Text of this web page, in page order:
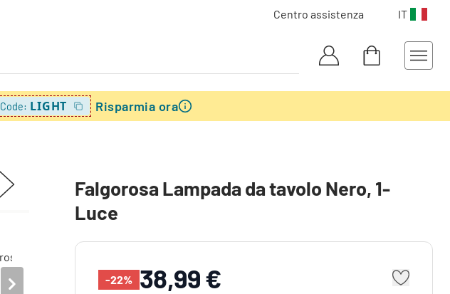
Centro assistenza IT
Code: LIGHT Risparmia ora
Falgorosa Lampada da tavolo Nero, 1-
Luce
-22% 38,99 €